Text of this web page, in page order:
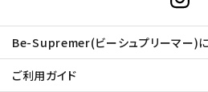
Be-Supremer(ビーシュプリーマー)
ご利用ガイド